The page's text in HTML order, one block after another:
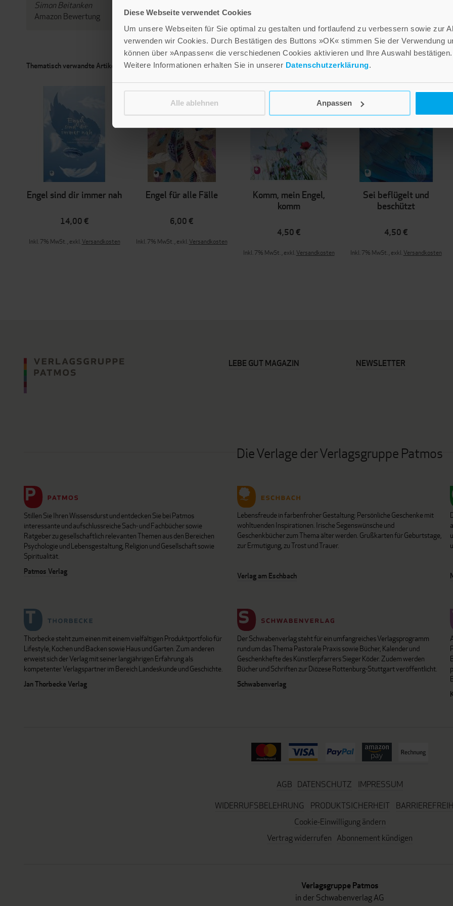
Diese Webseite verwendet Cookies
Um unsere Webseiten für Sie optimal zu gestalten und fortlaufend zu verbessern sowie zur
verwenden wir Cookies. Durch Bestätigen des Buttons »OK« stimmen Sie der Verwendung
können über »Anpassen« die verschiedenen Cookies aktivieren und Ihre Auswahl bestätigen.
Weitere Informationen erhalten Sie in unserer Datenschutzerklärung.
Alle ablehnen Anpassen
Simon Beitanken
Amazon Bewertung
Thematisch verwandte Artikel
Engel sind dir immer nah
14,00 €
Inkl. 7% MwSt.,exkl.Versandkosten
Engel für alle Fälle
6,00 €
Inkl. 7% MwSt.,exkl.Versandkosten
Komm, mein Engel,
komm
4,50 €
Inkl. 7% MwSt.,exkl.Versandkosten
Sei beflügelt und
beschützt
4,50 €
Inkl. 7% MwSt.,exkl.Versandkosten
LEBE GUT MAGAZIN NEWSLETTER
Die Verlage der Verlagsgruppe Patmos
Stillen Sie Ihren Wissensdurst und entdecken Sie bei Patmos
interessante und aufschlussreiche Sach- und Fachbücher sowie
Ratgeber zu gesellschaftlich relevanten Themen aus den Bereichen
Psychologie und Lebensgestaltung, Religion und Gesellschaft sowie
Spiritualität.
Patmos Verlag
Lebensfreude in farbenfroher Gestaltung: Persönliche Geschenke mit
wohltuenden Inspirationen. Irische Segenswünsche und
Geschenkbücher zum Thema älter werden. Grußkarten für Geburtstage,
zur Ermutigung, zu Trost und Trauer.
Verlag am Eschbach
Thorbecke steht zum einen mit einem vielfältigen Produktportfolio für
Lifestyle, Kochen und Backen sowie Haus und Garten. Zum anderen
erweist sich der Verlag mit seiner langjährigen Erfahrung als
kompetenter Verlagspartner im Bereich Landeskunde und Geschichte.
Jan Thorbecke Verlag
Der Schwabenverlag steht für ein umfangreiches Verlagsprogramm
rund um das Thema Pastorale Praxis sowie Bücher, Kalender und
Geschenkhefte des Künstlerpfarrers Sieger Köder. Zudem werden
Bücher und Schriften zur Diözese Rottenburg-Stuttgart veröffentlicht.
Schwabenverlag
AGB DATENSCHUTZ
IMPRESSUM
WIDERRUFSBELEHRUNG
PRODUKTSICHERHEIT
Cookie-Einwilligung ändern
Vertrag widerrufen Abonnement kündigen
Verlagsgruppe Patmos
in der Schwabenverlag AG